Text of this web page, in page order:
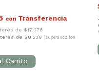
con
de $17.078
de $8.539 (superando los